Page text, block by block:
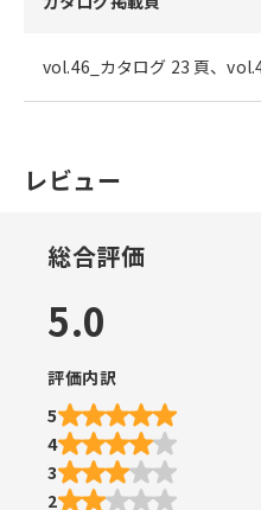
vol.46_カタログ 23 頁、
レビュー
総合評価
5.0
評価内訳
5
4
3
2